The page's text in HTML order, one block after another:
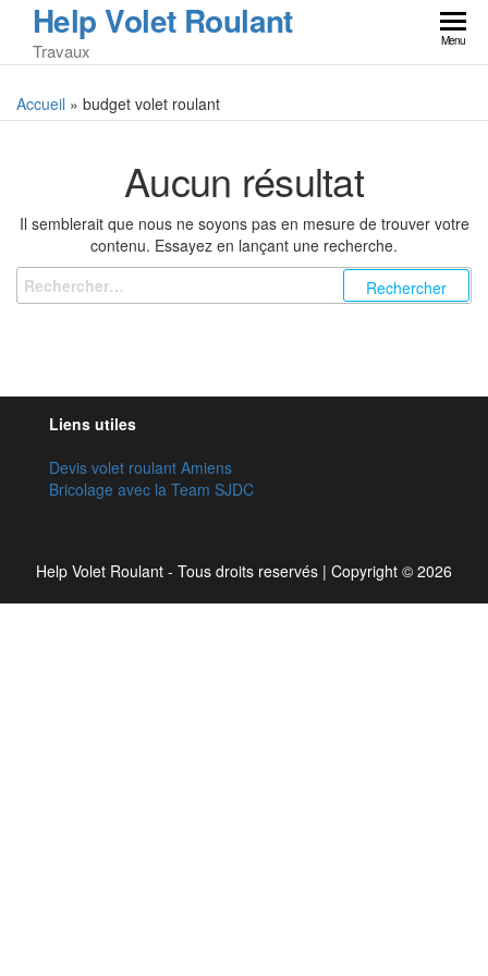
Help Volet Roulant
Travaux Menu
Accueil » budget volet roulant
Aucun résultat
Il semblerait que nous ne soyons pas en mesure de trouver votre
contenu. Essayez en lançant une recherche.
Liens utiles
Devis volet roulant Amiens
Bricolage avec la Team SJDC
Help Volet Roulant - Tous droits reservés | Copyright © 2026